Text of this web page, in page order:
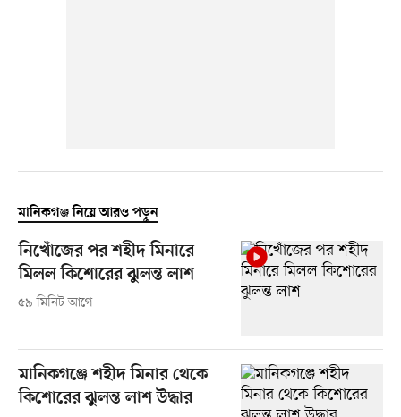
মানিকগঞ্জ নিয়ে আরও পড়ুন
নিখোঁজের পর শহীদ মিনারে
মিলল কিশোরের ঝুলন্ত লাশ
৫৯ মিনিট আগে
মানিকগঞ্জে শহীদ মিনার থেকে
কিশোরের ঝুলন্ত লাশ উদ্ধার